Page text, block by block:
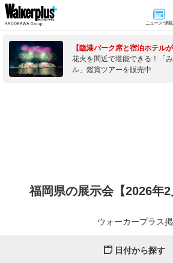
ニュース･連載
【臨港パーク席と宿泊ホテルが
花火を間近で堪能できる！「
ル」鑑賞ツアーを販売中
福岡県の展示会【2026年2
ウォーカープラス
日付から探す